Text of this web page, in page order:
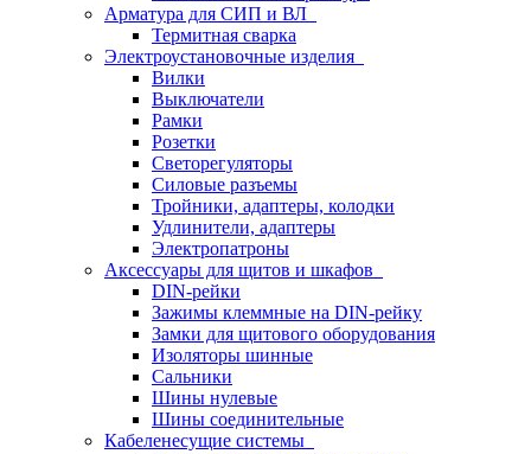
Арматура для СИП и ВЛ
Термитная сварка
Электроустановочные изделия
Вилки
Выключатели
Рамки
Розетки
Светорегуляторы
Силовые разъемы
Тройники, адаптеры, колодки
Удлинители, адаптеры
Электропатроны
Аксессуары для щитов и шкафов
DIN-рейки
Зажимы клеммные на DIN-рейку
Замки для щитового оборудования
Изоляторы шинные
Сальники
Шины нулевые
Шины соединительные
Кабеленесущие системы